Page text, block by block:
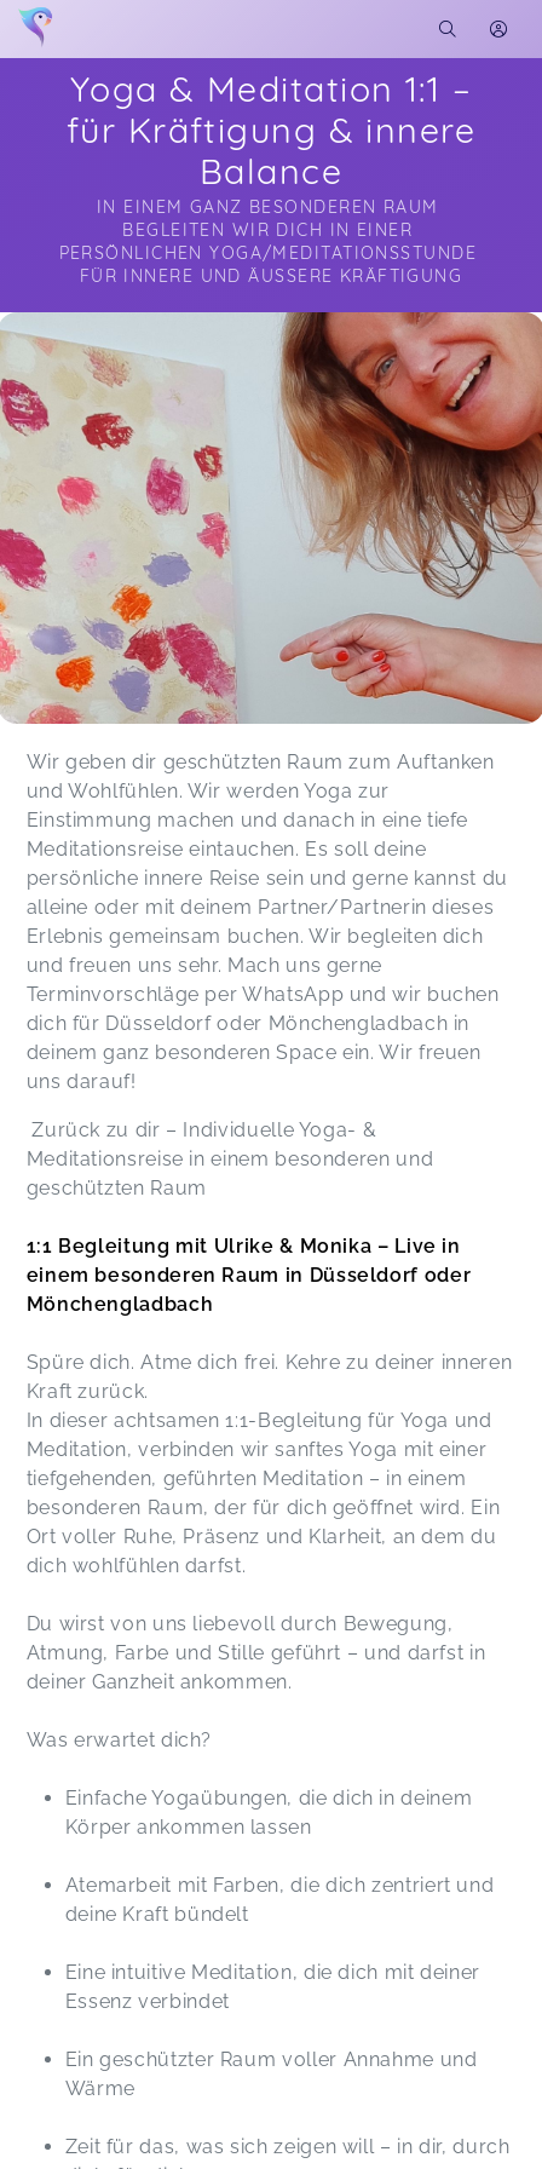
Yoga & Meditation 1:1 –
für Kräftigung & innere
Balance
IN EINEM GANZ BESONDEREN RAUM
BEGLEITEN WIR DICH IN EINER
PERSÖNLICHEN YOGA/MEDITATIONSSTUNDE
FÜR INNERE UND ÄUSSERE KRÄFTIGUNG
Soon you will learn more about me here...
Wir geben dir geschützten Raum zum Auftanken
und Wohlfühlen. Wir werden Yoga zur
Einstimmung machen und danach in eine tiefe
Meditationsreise eintauchen. Es soll deine
persönliche innere Reise sein und gerne kannst du
alleine oder mit deinem Partner/Partnerin dieses
Erlebnis gemeinsam buchen. Wir begleiten dich
und freuen uns sehr. Mach uns gerne
Terminvorschläge per WhatsApp und wir buchen
dich für Düsseldorf oder Mönchengladbach in
deinem ganz besonderen Space ein. Wir freuen
uns darauf!
Zurück zu dir – Individuelle Yoga- &
Meditationsreise in einem besonderen und
geschützten Raum
1:1 Begleitung mit Ulrike & Monika – Live in
einem besonderen Raum in Düsseldorf oder
Mönchengladbach
Spüre dich. Atme dich frei. Kehre zu deiner inneren
Kraft zurück.
In dieser achtsamen 1:1-Begleitung für Yoga und
Meditation, verbinden wir sanftes Yoga mit einer
tiefgehenden, geführten Meditation – in einem
besonderen Raum, der für dich geöffnet wird. Ein
Ort voller Ruhe, Präsenz und Klarheit, an dem du
dich wohlfühlen darfst.
Du wirst von uns liebevoll durch Bewegung,
Atmung, Farbe und Stille geführt – und darfst in
deiner Ganzheit ankommen.
Was erwartet dich?
Einfache Yogaübungen, die dich in deinem
Körper ankommen lassen
Atemarbeit mit Farben, die dich zentriert und
deine Kraft bündelt
Eine intuitive Meditation, die dich mit deiner
Essenz verbindet
Ein geschützter Raum voller Annahme und
Wärme
Zeit für das, was sich zeigen will – in dir, durch